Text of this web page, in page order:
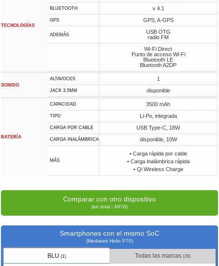
TECNOLOGÍAS
BLUETOOTH v 4.1
GPS GPS, A-GPS
ADEMÁS
USB OTG
radio FM
Wi-Fi Direct
Punto de acceso Wi-Fi
Bluetooth LE
Bluetooth A2DP
SONIDO
ALTAVOCES 1
JACK 3,5MM disponible
BATERÍA
CAPACIDAD 3500 mAh
TIPO Li-Po, integrada
CARGA POR CABLE USB Type-C, 18W
CARGA INALÁMBRICA disponible, 10W
MÁS
• Carga rápida por cable
• Carga inalámbrica rápida
• Qi Wireless Charge
Comparar con otro dispositivo
(en total - 6070)
Smartphones con el mismo SoC
(Mediatek Helio P70)
BLU (1) Todas las marcas (29)